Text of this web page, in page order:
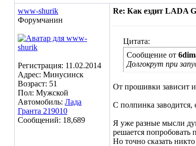
www-shurik
Форумчанин
Регистрация: 11.02.2014
Адрес: Минусинск
Возраст: 51
Пол: Мужской
Автомобиль: Лада
Гранта 219010
Сообщений: 18,689
Re: Как ездит LADA
Цитата:
Сообщение от
Долгокрут при
От прошивки зависит
С полпинка заводится,
Я уже разные мысли
решается попробовать
Но точно сказать